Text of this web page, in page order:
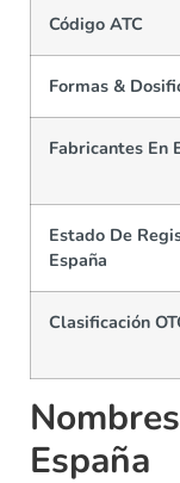
Código ATC
Formas &
Fabricantes En
Estado De
España
Clasificación
España